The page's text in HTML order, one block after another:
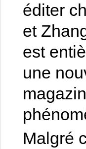
éditer
et
est
une
Malgré